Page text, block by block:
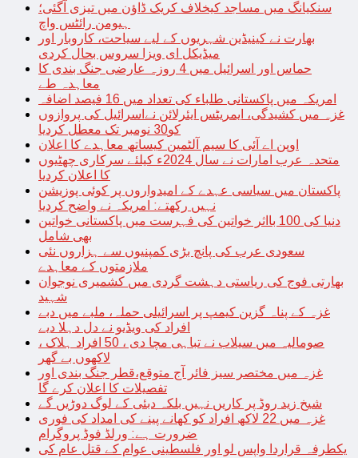
سنکیانگ میں مساجد کیخلاف کریک ڈاؤن میں تیزی آگئی؛
ہیومن رائٹس واچ
بھارت نے کینیڈین شہریوں کے لیے سیاحت، کاروبار اور
میڈیکل ای ویزا سروس بحال کردی
حماس اور اسرائیل میں 4 روزہ عارضی جنگ بندی کا
معاہدہ طے
امریکہ میں پاکستانی طلباء کی تعداد میں 16 فیصد اضافہ
غزہ میں کشیدگی، ایمریٹس ایئرلائن نےاسرائیل کی پروازوں
کو30 نومبر تک معطل کردیا
اوپن اے آئی کا سیم آلٹمین کیساتھ معاہدے کا اعلان
متحدہ عرب امارات نے سال 2024ء کیلئے سرکاری چھٹیوں
کا اعلان کردیا
پاکستان میں سیاسی عہدے کے امیدواروں پر کوئی پوزیشن
نہیں رکھتے: امریکہ نے واضح کردیا
دنیا کی 100 بااثر خواتین کی فہرست میں پاکستانی خواتین
بھی شامل
سعودی عرب کی پانچ بڑی کمپنیوں سے ہزاروں نئی
ملازمتوں کے معاہدے
بھارتی فوج کی ریاستی دہشت گردی میں کشمیری نوجوان
شہید
غزہ کے پناہ گزین کیمپ پر اسرائیلی حملہ، ملبے میں دبے
افراد کی ویڈیو نے دل دہلا دیے
صومالیہ میں سیلاب نے تباہی مچا دی ، 50 افراد ہلاک ،
لاکھوں بے گھر
غزہ میں مختصر سیز فائر آج متوقع،قطر جنگ بندی اور
تفصیلات کا اعلان کرے گا
شیخ زید روڈ پر کاریں نہیں بلکہ دبئی کے لوگ دوڑیں گے
غزہ میں 22 لاکھ افراد کو کھانے پینے کی امداد کی فوری
ضرورت ہے: ورلڈ فوڈ پروگرام
یکطرفہ قراردا واپس لو اور فلسطینی عوام کے قتل عام کی